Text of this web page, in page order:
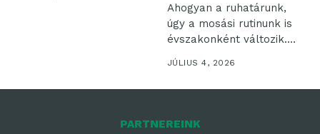
Ahogyan a ruhatárunk,
úgy a mosási rutinunk is
évszakonként változik.
JÚLIUS 4, 2026
PARTNEREINK